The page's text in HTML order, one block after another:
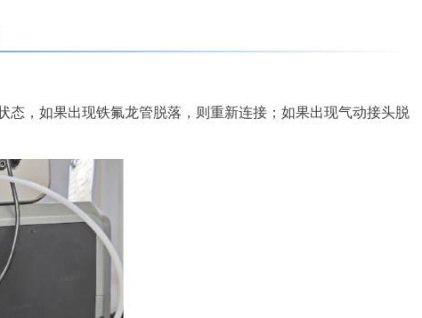
态，如果出现铁氟龙管脱落，则重新连接；如果出现气动接头脱